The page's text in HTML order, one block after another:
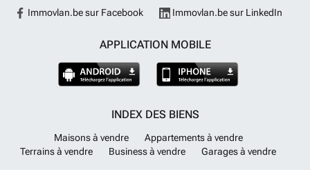
Immovlan.be sur Facebook Immovlan.be sur LinkedIn
APPLICATION MOBILE
INDEX DES BIENS
Maisons à vendre
Appartements à vendre
Terrains à vendre
Business à vendre Garages à vendre